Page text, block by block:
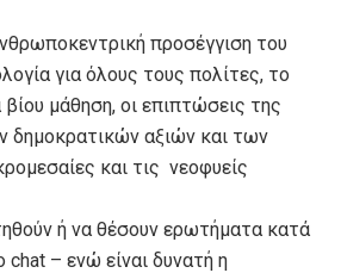
προσέγγιση του
για όλους τους πολίτες, το
μάθηση, οι επιπτώσεις της
δημοκρατικών αξιών και των
και τις νεοφυείς
ή να θέσουν ερωτήματα κατά
– ενώ είναι δυνατή η